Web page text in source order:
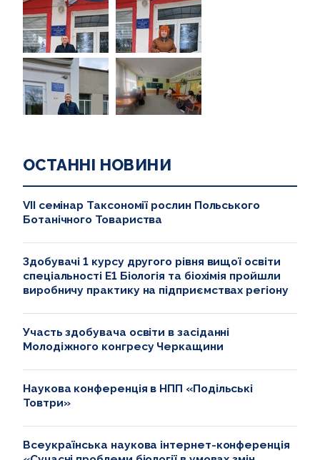
ОСТАННІ НОВИНИ
VII семінар Таксономії рослин Польського
Ботанічного Товариства
Здобувачі 1 курсу другого рівня вищої освіти
спеціальності Е1 Біологія та біохімія пройшли
виробничу практику на підприємствах регіону
Участь здобувача освіти в засіданні
Молодіжного конгресу Черкащини
Наукова конференція в НПП «Подільські
Товтри»
Всеукраїнська наукова інтернет-конференція